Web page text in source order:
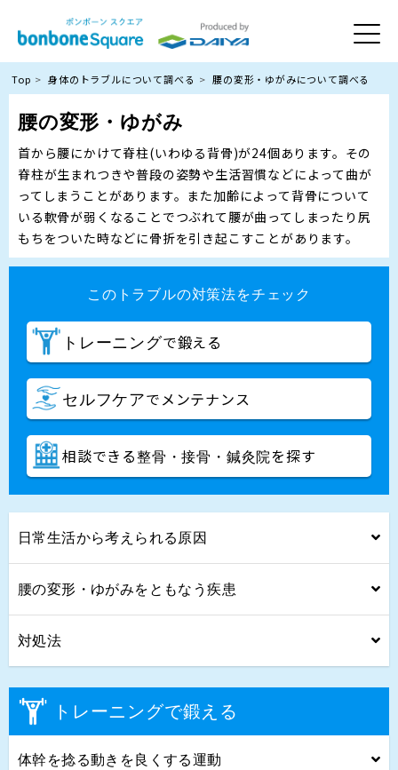
Top 身体のトラブルについて調べる 腰の変形・ゆがみについて調べる
腰の変形・ゆがみ
首から腰にかけて脊柱(いわゆる背骨)が24個あります。その
脊柱が生まれつきや普段の姿勢や生活習慣などによって曲が
ってしまうことがあります。また加齢によって背骨について
いる軟骨が弱くなることでつぶれて腰が曲ってしまったり尻
もちをついた時などに骨折を引き起こすことがあります。
このトラブルの対策法をチェック
トレーニングで鍛える
セルフケアでメンテナンス
相談できる整骨・接骨・鍼灸院を探す
日常生活から考えられる原因
腰の変形・ゆがみをともなう疾患
対処法
トレーニングで鍛える
体幹を捻る動きを良くする運動